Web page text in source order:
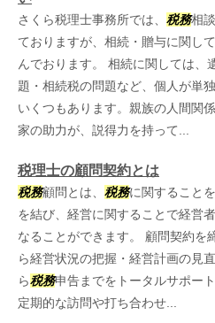
さくら税理士事務所では、 税務相
ておりますが、相続・贈与に関し
んでおります。 相続に関しては、
題・相続税の問題など、個人が単
いくつもあります。親族の人間関
家の助力が、説得力を持って...
税理士の顧問契約とは
税務顧問とは、 税務に関すること
を結び、経営に関することで経営
なることができます。 顧問契約を
ら経営状況の把握・経営計画の見
ら税務申告までをトータルサポー
定期的な訪問や打ち合わせ...